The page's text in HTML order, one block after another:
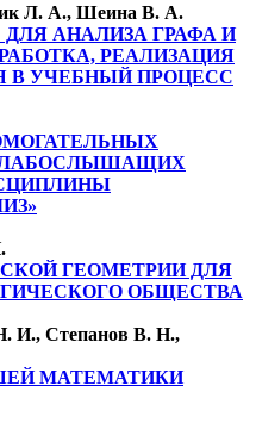
Л. А., Шеина В. А.
АНАЛИЗА ГРАФА И
РЕАЛИЗАЦИЯ
В УЧЕБНЫЙ ПРОЦЕСС
ГЕОМЕТРИИ ДЛЯ
ОБЩЕСТВА
И., Степанов В. Н.,
МАТЕМАТИКИ